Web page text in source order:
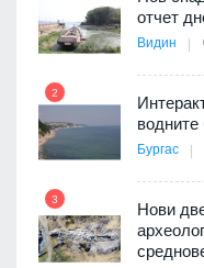
отчет
Видин
2
Бургас
3
Нови